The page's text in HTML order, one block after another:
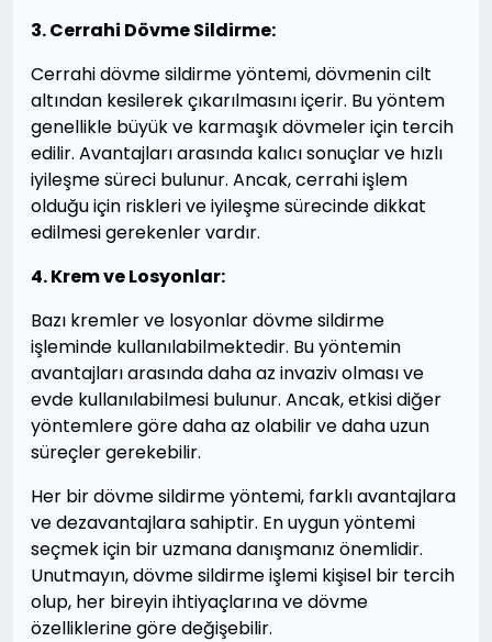
3. Cerrahi Dövme Sildirme:
Cerrahi dövme sildirme yöntemi, dövmenin cilt
altından kesilerek çıkarılmasını içerir. Bu yöntem
genellikle büyük ve karmaşık dövmeler için tercih
edilir. Avantajları arasında kalıcı sonuçlar ve hızlı
iyileşme süreci bulunur. Ancak, cerrahi işlem
olduğu için riskleri ve iyileşme sürecinde dikkat
edilmesi gerekenler vardır.
4. Krem ve Losyonlar:
Bazı kremler ve losyonlar dövme sildirme
işleminde kullanılabilmektedir. Bu yöntemin
avantajları arasında daha az invaziv olması ve
evde kullanılabilmesi bulunur. Ancak, etkisi diğer
yöntemlere göre daha az olabilir ve daha uzun
süreçler gerekebilir.
Her bir dövme sildirme yöntemi, farklı avantajlara
ve dezavantajlara sahiptir. En uygun yöntemi
seçmek için bir uzmana danışmanız önemlidir.
Unutmayın, dövme sildirme işlemi kişisel bir tercih
olup, her bireyin ihtiyaçlarına ve dövme
özelliklerine göre değişebilir.